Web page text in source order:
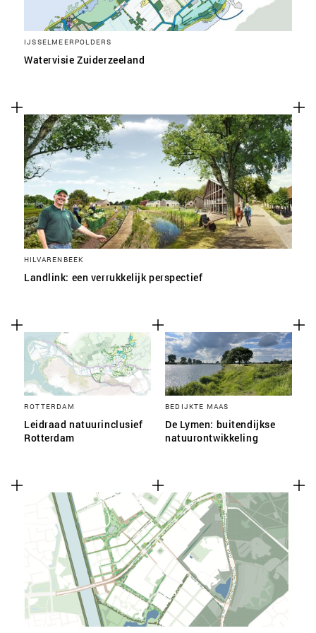
IJSSELMEERPOLDERS
Watervisie Zuiderzeeland
HILVARENBEEK
Landlink: een verrukkelijk perspectief
ROTTERDAM
Leidraad natuurinclusief
Rotterdam
BEDIJKTE MAAS
De Lymen: buitendijkse
natuurontwikkeling